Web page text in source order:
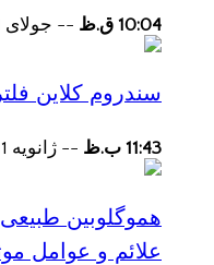
10:04 ق.ظ -- جولای 31, 2024
سندروم کلاین
11:43 ب.ظ -- ژانویه 11, 2024
هموگلوبین
علائم و عوامل